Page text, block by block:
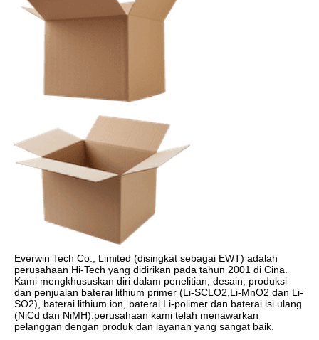
Everwin Tech Co., Limited (disingkat sebagai EWT) adalah
perusahaan Hi-Tech yang didirikan pada tahun 2001 di Cina.
Kami mengkhususkan diri dalam penelitian, desain, produksi
dan penjualan baterai lithium primer (Li-SCLO2,Li-MnO2 dan Li-
SO2), baterai lithium ion, baterai Li-polimer dan baterai isi ulang
(NiCd dan NiMH).perusahaan kami telah menawarkan
pelanggan dengan produk dan layanan yang sangat baik.